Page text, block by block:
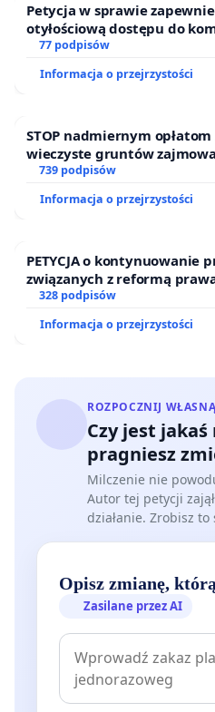
Petycja w sprawie
otyłościową dostępu do
oraz programów
77 podpisów
Informacja o przejrzystości
STOP nadmiernym
wieczyste gruntów
ogrody działkowe.
739 podpisów
Informacja o przejrzystości
PETYCJA o kontynuowanie
związanych z reformą
328 podpisów
Informacja o przejrzystości
ROZPOCZNIJ WŁASNĄ
Czy jest
pragniesz
Milczenie nie
Autor tej petycji
działanie. Zrobisz to
Opisz zmianę,
Zasilane przez AI